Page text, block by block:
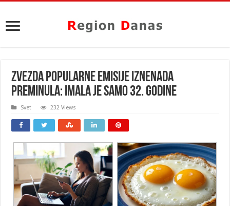
ZVEZDA POPULARNE EMISIJE IZNENADA
PREMINULA: Imala je samo 32. godine
Svet 232 Views